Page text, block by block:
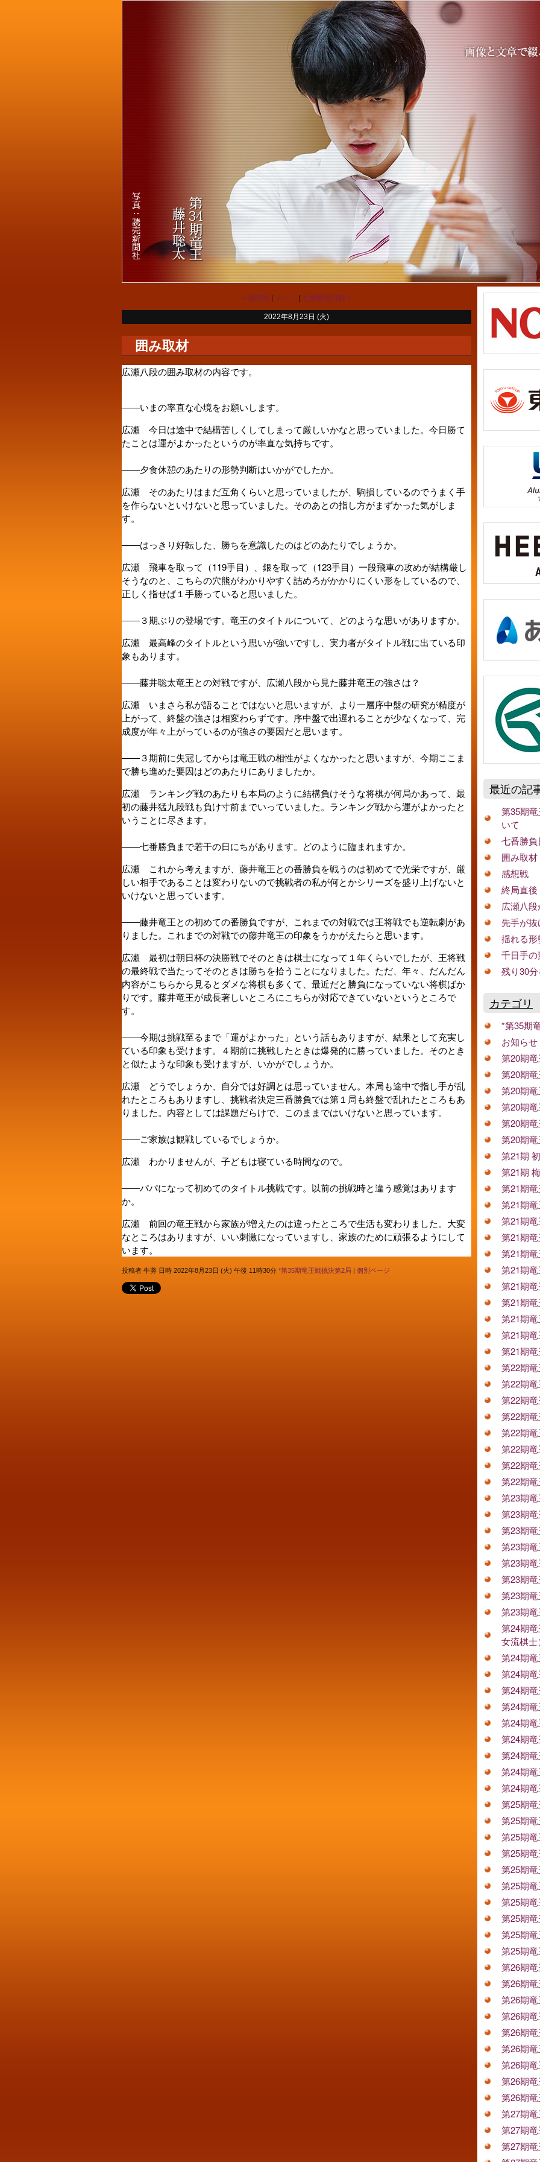
« 感想戦 メイン 七番勝負日程 »
2022年8月23日 (火)
囲み取材
広瀬八段の囲み取材の内容です。
――いまの率直な心境をお願いします。
広瀬 今日は途中で結構苦しくしてしまって厳しいかなと思っていました。今日勝て
たことは運がよかったというのが率直な気持ちです。
――夕食休憩のあたりの形勢判断はいかがでしたか。
広瀬 そのあたりはまだ互角くらいと思っていましたが、駒損しているのでうまく手
を作らないといけないと思っていました。そのあとの指し方がまずかった気がしま
す。
――はっきり好転した、勝ちを意識したのはどのあたりでしょうか。
広瀬 飛車を取って（119手目）、銀を取って（123手目）一段飛車の攻めが結構厳し
そうなのと、こちらの穴熊がわかりやすく詰めろがかかりにくい形をしているので、
正しく指せば１手勝っていると思いました。
――３期ぶりの登場です。竜王のタイトルについて、どのような思いがありますか。
広瀬 最高峰のタイトルという思いが強いですし、実力者がタイトル戦に出ている印
象もあります。
――藤井聡太竜王との対戦ですが、広瀬八段から見た藤井竜王の強さは？
広瀬 いまさら私が語ることではないと思いますが、より一層序中盤の研究が精度が
上がって、終盤の強さは相変わらずです。序中盤で出遅れることが少なくなって、完
成度が年々上がっているのが強さの要因だと思います。
――３期前に失冠してからは竜王戦の相性がよくなかったと思いますが、今期ここま
で勝ち進めた要因はどのあたりにありましたか。
広瀬 ランキング戦のあたりも本局のように結構負けそうな将棋が何局かあって、最
初の藤井猛九段戦も負け寸前までいっていました。ランキング戦から運がよかったと
いうことに尽きます。
――七番勝負まで若干の日にちがあります。どのように臨まれますか。
広瀬 これから考えますが、藤井竜王との番勝負を戦うのは初めてで光栄ですが、厳
しい相手であることは変わりないので挑戦者の私が何とかシリーズを盛り上げないと
いけないと思っています。
――藤井竜王との初めての番勝負ですが、これまでの対戦では王将戦でも逆転劇があ
りました。これまでの対戦での藤井竜王の印象をうかがえたらと思います。
広瀬 最初は朝日杯の決勝戦でそのときは棋士になって１年くらいでしたが、王将戦
の最終戦で当たってそのときは勝ちを拾うことになりました。ただ、年々、だんだん
内容がこちらから見るとダメな将棋も多くて、最近だと勝負になっていない将棋ばか
りです。藤井竜王が成長著しいところにこちらが対応できていないというところで
す。
――今期は挑戦至るまで「運がよかった」という話もありますが、結果として充実し
ている印象も受けます。４期前に挑戦したときは爆発的に勝っていました。そのとき
と似たような印象も受けますが、いかがでしょうか。
広瀬 どうでしょうか、自分では好調とは思っていません。本局も途中で指し手が乱
れたところもありますし、挑戦者決定三番勝負では第１局も終盤で乱れたところもあ
りました。内容としては課題だらけで、このままではいけないと思っています。
――ご家族は観戦しているでしょうか。
広瀬 わかりませんが、子どもは寝ている時間なので。
――パパになって初めてのタイトル挑戦です。以前の挑戦時と違う感覚はあります
か。
広瀬 前回の竜王戦から家族が増えたのは違ったところで生活も変わりました。大変
なところはありますが、いい刺激になっていますし、家族のために頑張るようにして
います。
投稿者 牛蒡 日時 2022年8月23日 (火) 午後 11時30分 *第35期竜王戦挑決第2局 | 個別ページ
最近の記
第35期
いて
七番勝負
囲み取材
感想戦
終局直後
広瀬八
先手が
揺れる形
千日手の
残り30
カテゴリ
*第35期
お知らせ
第20期
第20期
第20期
第20期
第20期
第20期
第21期
第21期
第21期
第21期
第21期
第21期
第21期
第21期
第21期
第21期
第21期
第21期
第21期
第22期
第22期
第22期
第22期
第22期
第22期
第22期
第22期
第23期
第23期
第23期
第23期
第23期
第23期
第23期
第23期
第24期
女流棋士
第24期
第24期
第24期
第24期
第24期
第24期
第24期
第24期
第24期
第25期
第25期
第25期
第25期
第25期
第25期
第25期
第25期
第25期
第25期
第26期
第26期
第26期
第26期
第26期
第26期
第26期
第26期
第26期
第27期
第27期
第27期